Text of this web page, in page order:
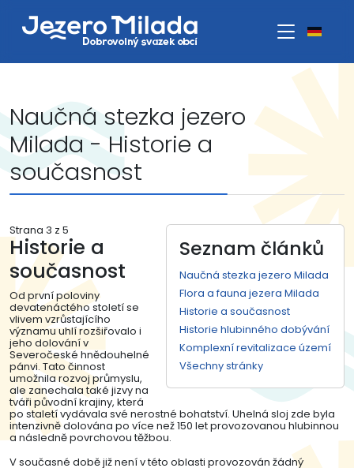
Naučná stezka jezero
Milada - Historie a
současnost
Seznam článků
Naučná stezka jezero Milada
Flora a fauna jezera Milada
Historie a současnost
Historie hlubinného dobývání
Komplexní revitalizace území
Všechny stránky
Strana 3 z 5
Historie a
současnost
Od první poloviny
devatenáctého století se
vlivem vzrůstajícího
významu uhlí rozšiřovalo i
jeho dolování v
Severočeské hnědouhelné
pánvi. Tato činnost
umožnila rozvoj průmyslu,
ale zanechala také jizvy na
tváři původní krajiny, která
po staletí vydávala své nerostné bohatství. Uhelná sloj zde byla
intenzivně dolována po více než 150 let provozovanou hlubinnou
a následně povrchovou těžbou.
V současné době již není v této oblasti provozován žádný